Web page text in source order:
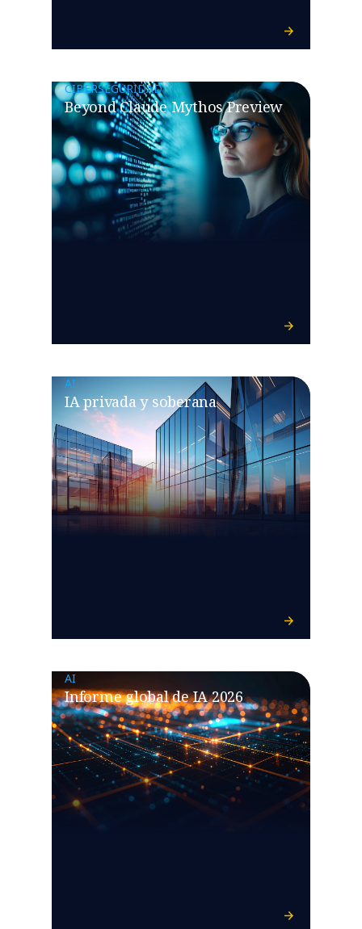
CIBERSEGURIDAD
Beyond Claude Mythos Preview
AI
IA privada y soberana
AI
Informe global de IA 2026